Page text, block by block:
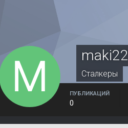
maki22
Сталкеры
ПУБЛИКАЦИЙ
0